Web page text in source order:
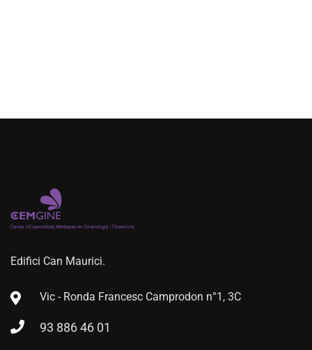
Edifici Can Maurici.
Vic - Ronda Francesc Camprodon n°1, 3C
93 886 46 01